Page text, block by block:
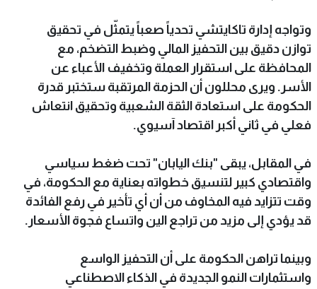
وتواجه إدارة تاكايتشي تحدياً صعباً يتمثّل في تحقيق
توازن دقيق بين التحفيز المالي وضبط التضخم، مع
المحافظة على استقرار العملة وتخفيف الأعباء عن
الأسر. ويرى محللون أن الحزمة المرتقبة ستختبر قدرة
الحكومة على استعادة الثقة الشعبية وتحقيق انتعاش
فعلي في ثاني أكبر اقتصاد آسيوي.
في المقابل، يبقى "بنك اليابان" تحت ضغط سياسي
واقتصادي كبير لتنسيق خطواته بعناية مع الحكومة، في
وقت تتزايد فيه المخاوف من أن أي تأخير في رفع الفائدة
قد يؤدي إلى مزيد من تراجع الين واتساع فجوة الأسعار.
وبينما تراهن الحكومة على أن التحفيز الواسع
واستثمارات النمو الجديدة في الذكاء الاصطناعي